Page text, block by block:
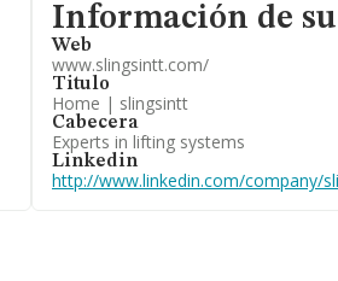
Informacion de su página web
Información de
Web
www.slingsintt.com/
Titulo
Home | slingsintt
Cabecera
Experts in lifting systems
Linkedin
http://www.linkedin.com/company/